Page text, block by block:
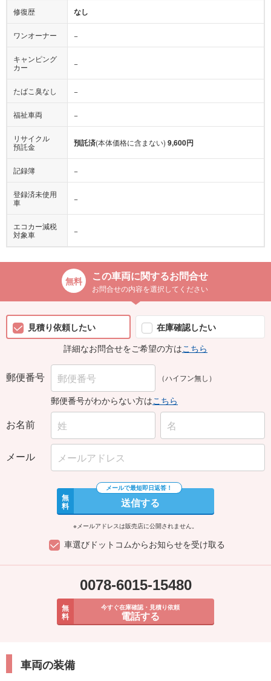
修復歴 なし
ワンオーナー −
キャンピング
カー
−
たばこ臭なし −
福祉車両 −
リサイクル
預託金
預託済(本体価格に含まない) 9,600円
記録簿 −
登録済未使用
車
−
エコカー減税
対象車
−
この車両に関するお問合せ
お問合せの内容を選択してください
見積り依頼したい
在庫確認したい
詳細なお問合せをご希望の方はこちら
郵便番号 （ハイフン無し）
郵便番号がわからない方はこちら
お名前
メール
無
料 送信する
※メールアドレスは販売店に公開されません。
車選びドットコムからお知らせを受け取る
0078-6015-15480
無
料
今すぐ在庫確認・見積り依頼
電話する
車両の装備